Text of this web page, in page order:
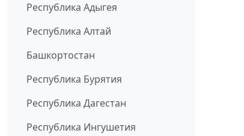
Республика Адыгея
Республика Алтай
Башкортостан
Республика Бурятия
Республика Дагестан
Республика Ингушетия